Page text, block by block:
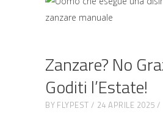
Zanzare? No
Goditi l’Estate!
BY FLYPEST
24 APRILE 2025